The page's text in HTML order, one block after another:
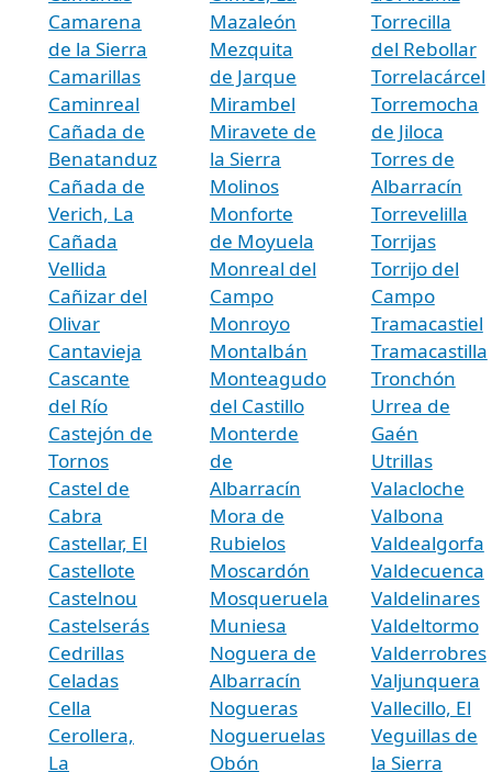
Camarena
de la Sierra
Camarillas
Caminreal
Cañada de
Benatanduz
Cañada de
Verich, La
Cañada
Vellida
Cañizar del
Olivar
Cantavieja
Cascante
del Río
Castejón de
Tornos
Castel de
Cabra
Castellar, El
Castellote
Castelnou
Castelserás
Cedrillas
Celadas
Cella
Cerollera,
La
Mazaleón
Mezquita
de Jarque
Mirambel
Miravete de
la Sierra
Molinos
Monforte
de Moyuela
Monreal del
Campo
Monroyo
Montalbán
Monteagudo
del Castillo
Monterde
de
Albarracín
Mora de
Rubielos
Moscardón
Mosqueruela
Muniesa
Noguera de
Albarracín
Nogueras
Nogueruelas
Obón
Torrecilla
del Rebollar
Torrelacárcel
Torremocha
de Jiloca
Torres de
Albarracín
Torrevelilla
Torrijas
Torrijo del
Campo
Tramacastiel
Tramacastilla
Tronchón
Urrea de
Gaén
Utrillas
Valacloche
Valbona
Valdealgorfa
Valdecuenca
Valdelinares
Valdeltormo
Valderrobres
Valjunquera
Vallecillo, El
Veguillas de
la Sierra